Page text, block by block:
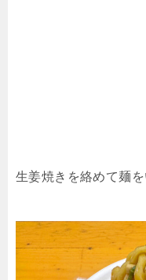
生姜焼きを絡めて麺を